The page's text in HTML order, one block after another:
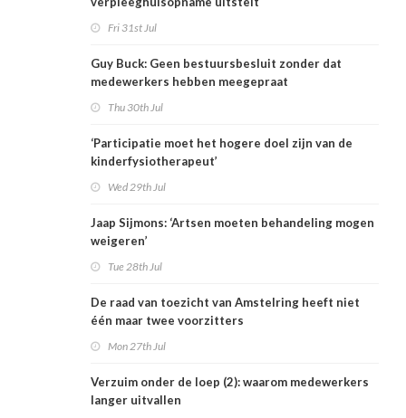
Fri 31st Jul
Guy Buck: Geen bestuursbesluit zonder dat
medewerkers hebben meegepraat
Thu 30th Jul
‘Participatie moet het hogere doel zijn van de
kinderfysiotherapeut’
Wed 29th Jul
Jaap Sijmons: ‘Artsen moeten behandeling mogen
weigeren’
Tue 28th Jul
De raad van toezicht van Amstelring heeft niet
één maar twee voorzitters
Mon 27th Jul
Verzuim onder de loep (2): waarom medewerkers
langer uitvallen